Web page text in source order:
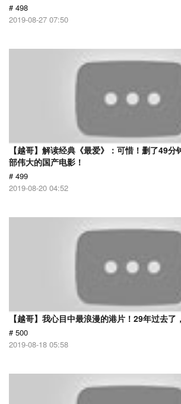
# 498
2019-08-27 07:50
【越哥】解读经典《最爱》：可惜！删了49
部伟大的国产电影！
# 499
2019-08-20 04:52
【越哥】我心目中最浪漫的港片！29年过去了
# 500
2019-08-18 05:58